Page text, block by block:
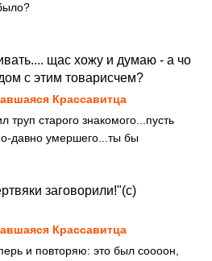
щас хожу и думаю - а чо
с этим товарисчем?
Крассавитца
труп старого знакомого...пусть
давно умершего...ты бы
заговорили!"(с)
Крассавитца
и повторяю: это был соооон,